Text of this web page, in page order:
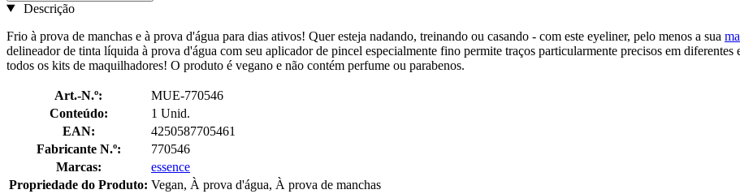
Descrição
Frio à prova de manchas e à prova d'água para dias ativos! Quer esteja nadando, treinando ou casando - com este eyeliner, pelo menos a sua
delineador de tinta líquida à prova d'água com seu aplicador de pincel especialmente fino permite traços particularmente precisos em
todos os kits de maquilhadores! O produto é vegano e não contém perfume ou parabenos.
Art.-N.º:
MUE-770546
Conteúdo:
1 Unid.
EAN:
4250587705461
Fabricante N.º:
770546
Marcas:
essence
Propriedade do Produto: Vegan, À prova d'água, À prova de manchas